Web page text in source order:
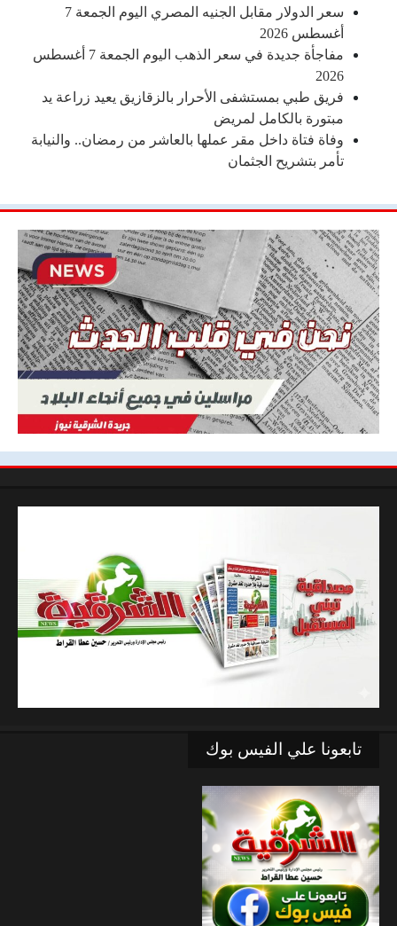
سعر الدولار مقابل الجنيه المصري اليوم الجمعة 7
أغسطس 2026
مفاجأة جديدة في سعر الذهب اليوم الجمعة 7 أغسطس
2026
فريق طبي بمستشفى الأحرار بالزقازيق يعيد زراعة يد
مبتورة بالكامل لمريض
وفاة فتاة داخل مقر عملها بالعاشر من رمضان.. والنيابة
تأمر بتشريح الجثمان
تابعونا علي الفيس بوك